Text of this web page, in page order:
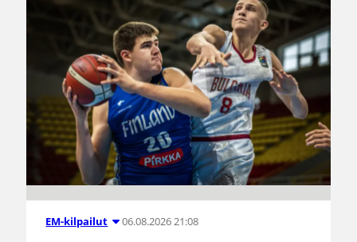
EM-kilpailut 06.08.2026 21:08